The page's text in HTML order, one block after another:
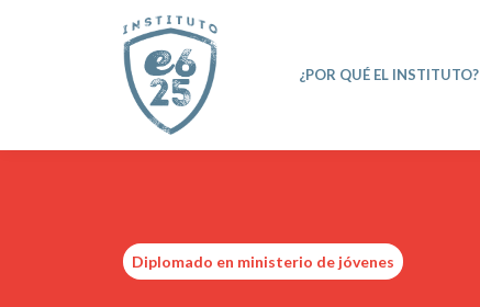
¿POR QUÉ EL INSTITUTO?
Diplomado en ministerio de jóvenes